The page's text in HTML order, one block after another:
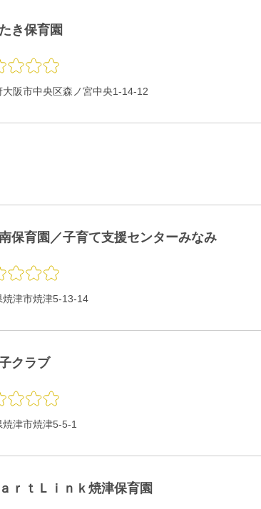
き保育園
大阪市中央区森ノ宮中央1-14-12
保育園／子育て支援センターみなみ
焼津市焼津5-13-14
クラブ
焼津市焼津5-5-1
ｒｔＬｉｎｋ焼津保育園